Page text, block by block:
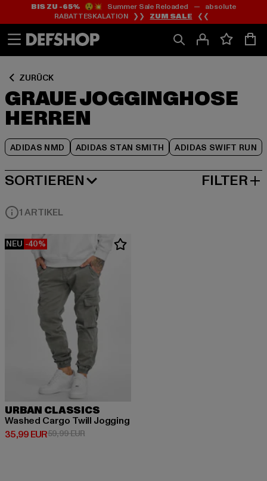
Zum
Inhalt
springen
Zum
Fußzeile
springen
BIS ZU -65%😲💥 Summer Sale Reloaded — absolute
RABATTESKALATION ❯❯ ZUM SALE ❮❮
ZURÜCK
GRAUE JOGGINGHOSE
HERREN
ADIDAS NMD ADIDAS STAN SMITH ADIDAS SWIFT RUN
Zum
Produktraster
springen
SORTIEREN
HÖCHSTE REDUZIERUNG FILTER
1 ARTIKEL
NEU -40%
URBAN CLASSICS
Washed Cargo Twill Jogging
35,99 EUR
Derzeitiger Preis: 35,99 EUR
59,99 EURAktionspreis: 59,99 EUR